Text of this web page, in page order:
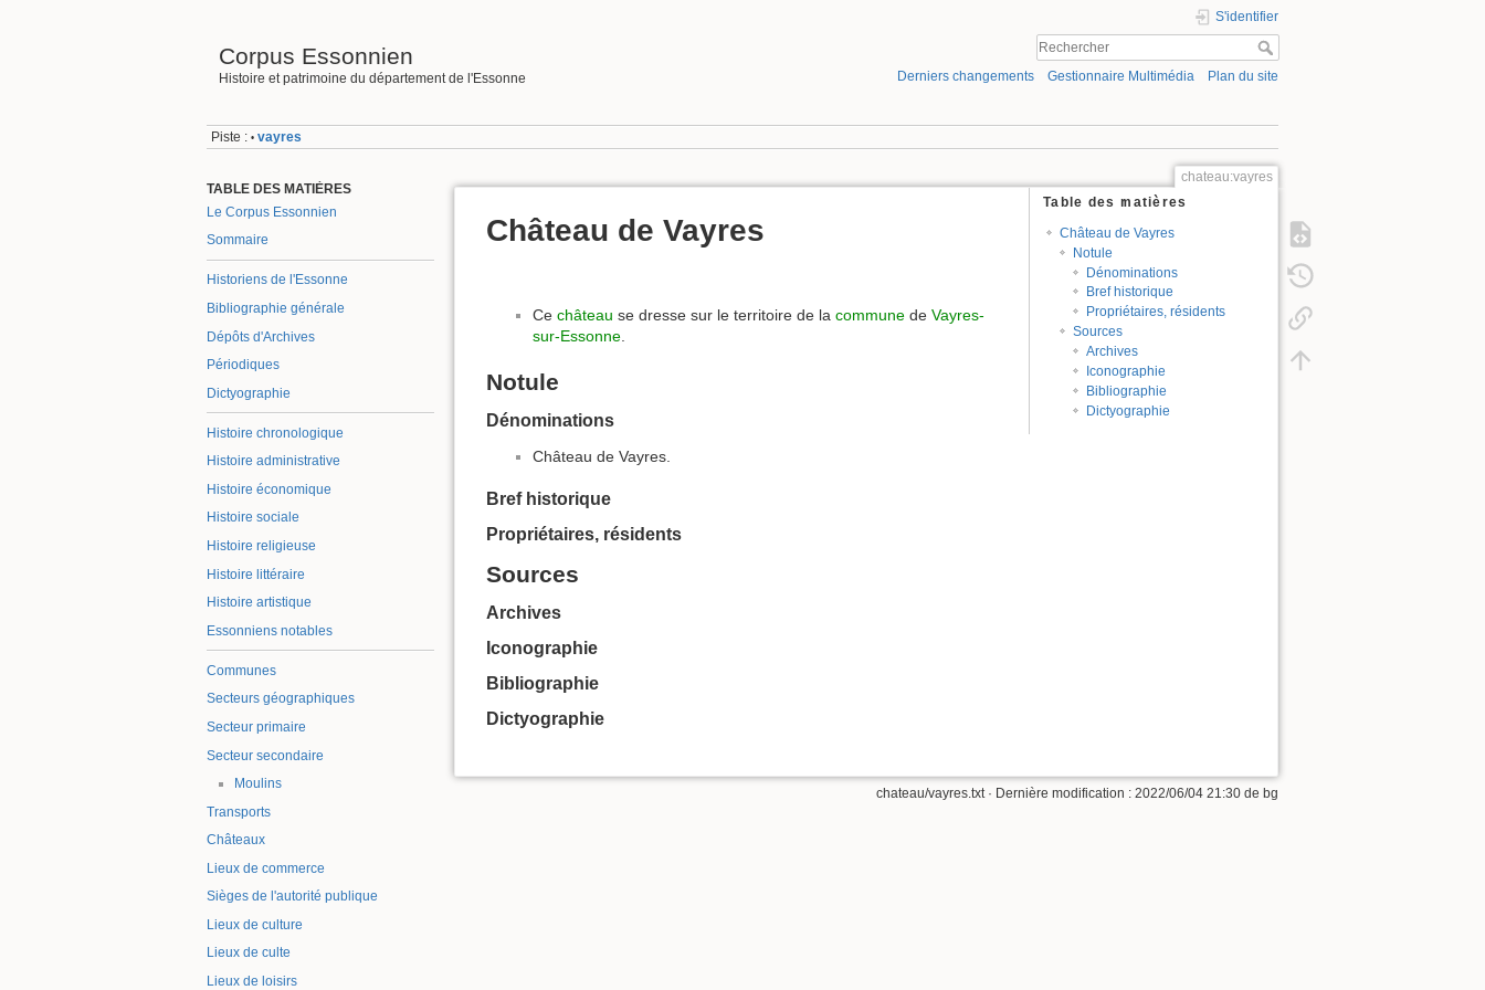
Corpus Essonnien
Histoire et patrimoine du département de l'Essonne
S'identifier
Derniers changements Gestionnaire Multimédia Plan du site
Piste : • vayres
TABLE DES MATIÈRES
Le Corpus Essonnien
Sommaire
Historiens de l'Essonne
Bibliographie générale
Dépôts d'Archives
Périodiques
Dictyographie
Histoire chronologique
Histoire administrative
Histoire économique
Histoire sociale
Histoire religieuse
Histoire littéraire
Histoire artistique
Essonniens notables
Communes
Secteurs géographiques
Secteur primaire
Secteur secondaire
Moulins
Transports
Châteaux
Lieux de commerce
Sièges de l'autorité publique
Lieux de culture
Lieux de culte
Lieux de loisirs
chateau:vayres
Table des matières
Château de Vayres
Notule
Dénominations
Bref historique
Propriétaires, résidents
Sources
Archives
Iconographie
Bibliographie
Dictyographie
Château de Vayres
Ce château se dresse sur le territoire de la commune de Vayres-
sur-Essonne
Notule
Dénominations
Château de Vayres.
Bref historique
Propriétaires, résidents
Sources
Archives
Iconographie
Bibliographie
Dictyographie
chateau/vayres.txt· Dernière modification : 2022/06/04 21:30 de bg